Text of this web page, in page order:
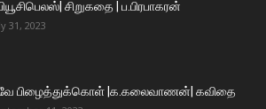
சிறுகதை | ப.பிரபாகரன்
31, 2023
பிழைத்துக்கொள் |க.கலைவாணன்| கவிதை